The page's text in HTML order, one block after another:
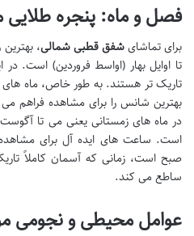
فصل و ماه: پنجره
برای تماشایشفق قطبی شمالی،
تا اوایل بهار (اواسط فروردین) است.
تاریک تر هستند. به طور خاص، ماه های
بهترین شانس را برای مشاهده فراهم
در ماه های زمستانی یعنی می تا
صبح است، زمانی که آسمان کاملاً
ساطع می کند.
عوامل محیطی و نجومی